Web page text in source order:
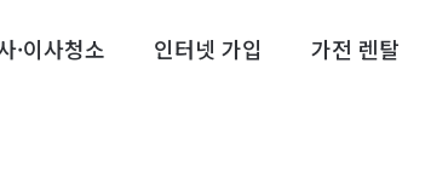
·이사청소 인터넷 가입 가전 렌탈